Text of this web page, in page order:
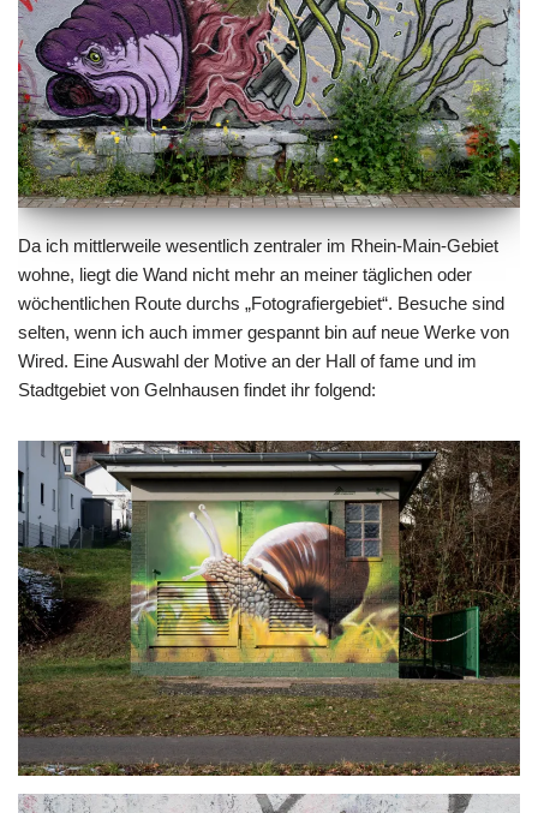
Da ich mittlerweile wesentlich zentraler im Rhein-Main-Gebiet
wohne, liegt die Wand nicht mehr an meiner täglichen oder
wöchentlichen Route durchs „Fotografiergebiet“. Besuche sind
selten, wenn ich auch immer gespannt bin auf neue Werke von
Wired. Eine Auswahl der Motive an der Hall of fame und im
Stadtgebiet von Gelnhausen findet ihr folgend: